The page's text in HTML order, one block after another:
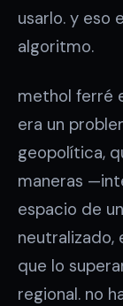
usarlo. y eso
algoritmo.
methol ferré
era un
geopolítica,
maneras
espacio de
neutralizado,
que lo
regional. no